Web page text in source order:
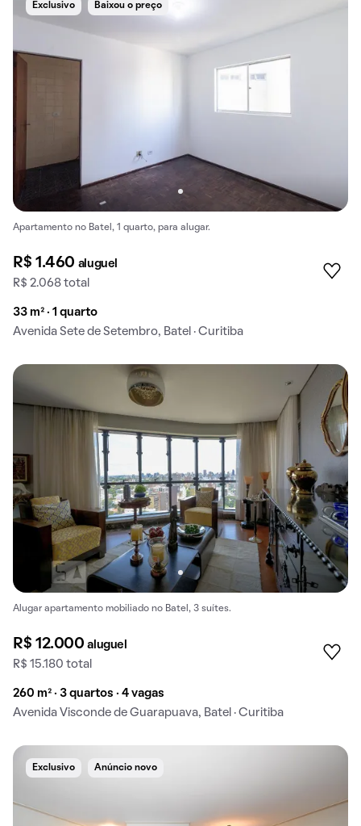
Exclusivo Baixou o preço
Apartamento no Batel, 1 quarto, para alugar.
R$ 1.460 aluguel
R$ 2.068 total
33 m² · 1 quarto
Avenida Sete de Setembro, Batel · Curitiba
Alugar apartamento mobiliado no Batel, 3 suítes.
R$ 12.000aluguel
R$ 15.180 total
260 m² · 3 quartos · 4 vagas
Avenida Visconde de Guarapuava, Batel · Curitiba
Exclusivo Anúncio novo